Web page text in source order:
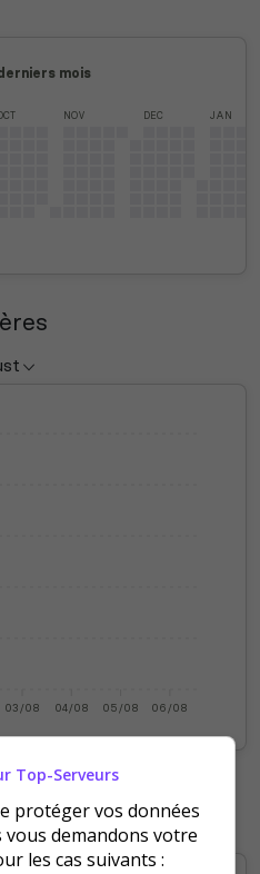
mois
NOV DEC JAN
03/08 04/08 05/08 06/08
Top-Serveurs
protéger vos données
demandons votre
les cas suivants :